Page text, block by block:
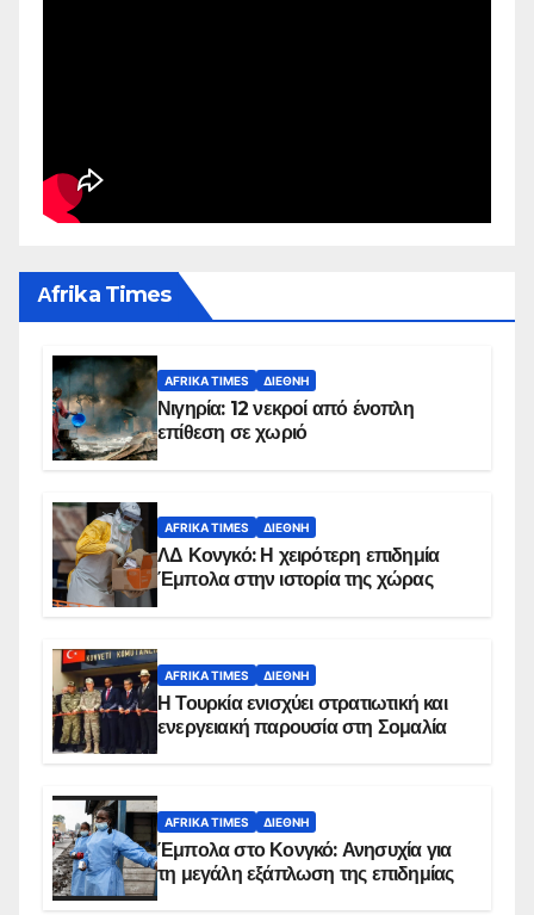
Αfrika Times
AFRIKA TIMES ΔΙΕΘΝΉ
Νιγηρία: 12 νεκροί από ένοπλη
επίθεση σε χωριό
AFRIKA TIMES ΔΙΕΘΝΉ
ΛΔ Κονγκό: Η χειρότερη επιδημία
Έμπολα στην ιστορία της χώρας
AFRIKA TIMES ΔΙΕΘΝΉ
Η Τουρκία ενισχύει στρατιωτική και
ενεργειακή παρουσία στη Σομαλία
AFRIKA TIMES ΔΙΕΘΝΉ
Έμπολα στο Κονγκό: Ανησυχία για
τη μεγάλη εξάπλωση της επιδημίας